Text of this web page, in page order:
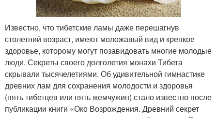
Известно, что тибетские ламы даже перешагнув
столетний возраст, имеют моложавый вид и крепкое
здоровье, которому могут позавидовать многие молодые
люди. Секреты своего долголетия монахи Тибета
скрывали тысячелетиями. Об удивительной гимнастике
древних лам для сохранения молодости и здоровья
(пять тибетцев или пять жемчужин) стало известно после
публикации книги «Око Возрождения. Древний секрет